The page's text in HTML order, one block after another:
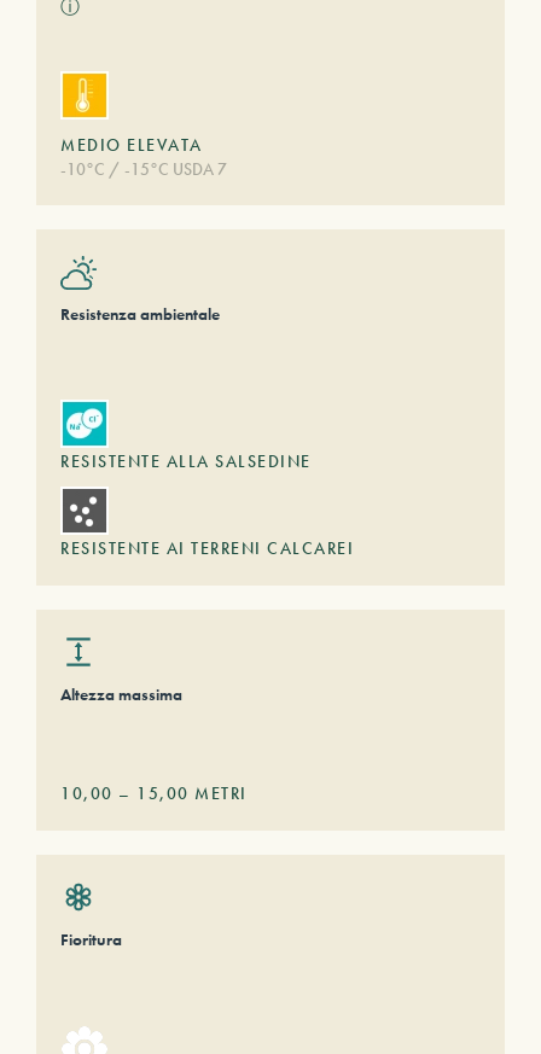
ⓘ
MEDIO ELEVATA
-10°C / -15°C USDA 7
Resistenza ambientale
RESISTENTE ALLA SALSEDINE
RESISTENTE AI TERRENI CALCAREI
Altezza massima
10,00 – 15,00 METRI
Fioritura